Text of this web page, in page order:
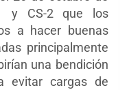
y CS-2 que los
a hacer buenas
principalmente
una bendición
evitar cargas de